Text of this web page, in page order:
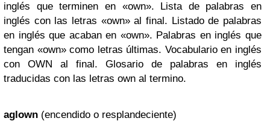
inglés que terminen en «own». Lista de palabras en
inglés con las letras «own» al final. Listado de palabras
en inglés que acaban en «own». Palabras en inglés que
tengan «own» como letras últimas. Vocabulario en inglés
con OWN al final. Glosario de palabras en inglés
traducidas con las letras own al termino.
aglown (encendido o resplandeciente)